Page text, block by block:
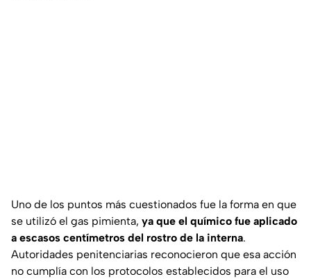
Uno de los puntos más cuestionados fue la forma en que
se utilizó el gas pimienta, ya que el químico fue aplicado
a escasos centímetros del rostro de la interna.
Autoridades penitenciarias reconocieron que esa acción
no cumplía con los protocolos establecidos para el uso